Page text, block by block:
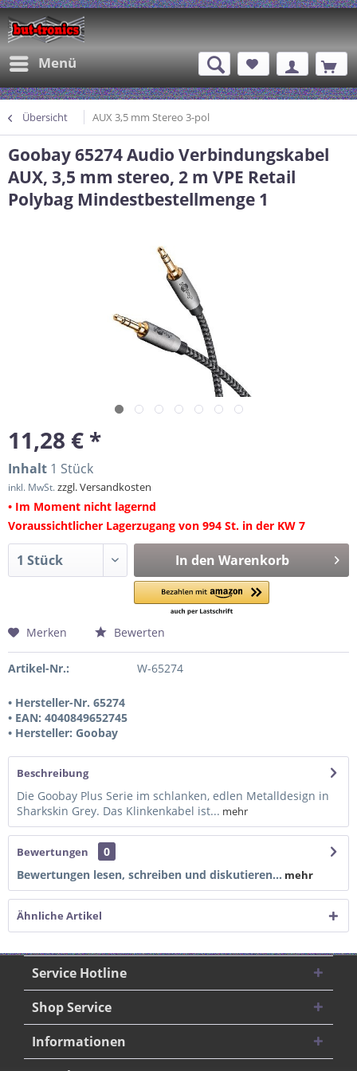
Menü
Übersicht AUX 3,5 mm Stereo 3-pol
Goobay 65274 Audio Verbindungskabel
AUX, 3,5 mm stereo, 2 m VPE Retail
Polybag Mindestbestellmenge 1
11,28 € *
Inhalt 1 Stück
inkl. MwSt.zzgl. Versandkosten
• Im Moment nicht lagernd
Voraussichtlicher Lagerzugang von 994 St. in der KW 7
In den Warenkorb
Merken Bewerten
Artikel-Nr.: W-65274
• Hersteller-Nr. 65274
• EAN: 4040849652745
• Hersteller: Goobay
Beschreibung
Die Goobay Plus Serie im schlanken, edlen Metalldesign in
Sharkskin Grey. Das Klinkenkabel ist... mehr
Bewertungen
0
Bewertungen lesen, schreiben und diskutieren... mehr
Ähnliche Artikel
Service Hotline
Shop Service
Informationen